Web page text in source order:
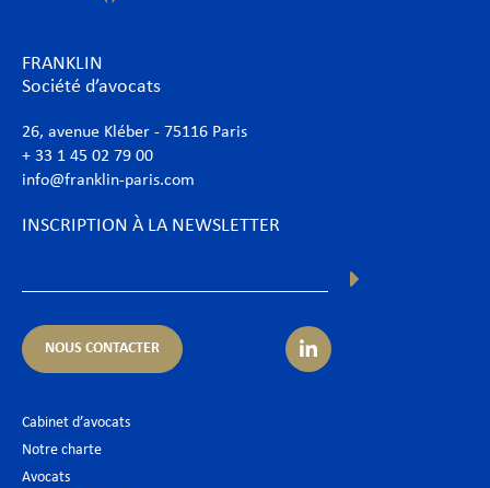
FRANKLIN
Société d’avocats
26, avenue Kléber - 75116 Paris
+ 33 1 45 02 79 00
info@franklin-paris.com
INSCRIPTION À LA NEWSLETTER
NOUS CONTACTER
Cabinet d’avocats
Notre charte
Avocats